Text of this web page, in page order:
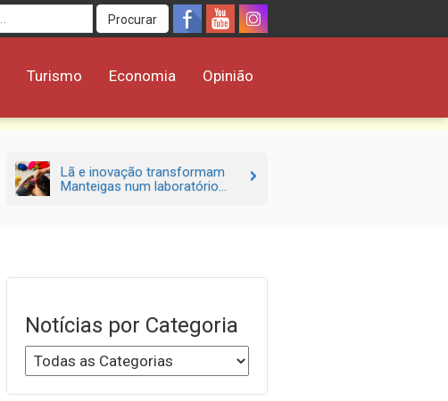
Procurar
Turismo Economia Opinião
Lã e inovação transformam
Manteigas num laboratório...
Notícias por Categoria